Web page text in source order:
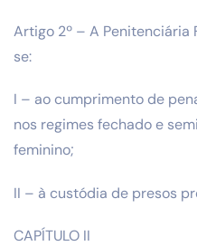
Artigo 2º – A
se:
I – ao cumprimento de
nos regimes fechado e
feminino;
II – à custódia de presos
CAPÍTULO II